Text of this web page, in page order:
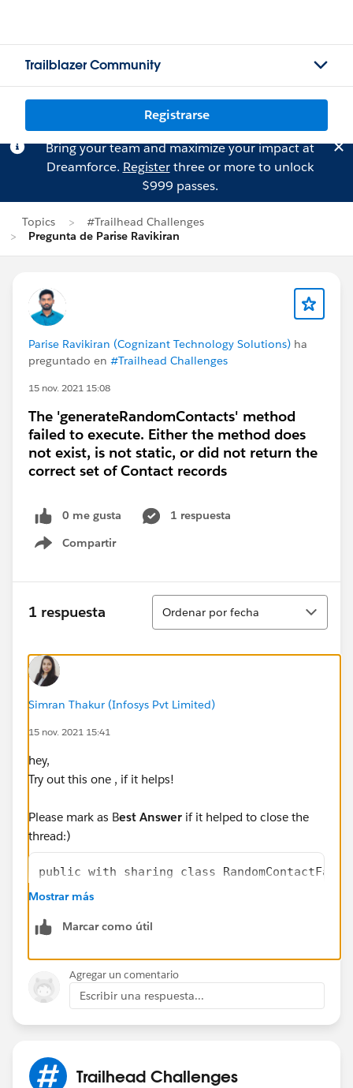
Trailblazer Community
Registrarse
Bring your team and maximize your impact at
Dreamforce. Registerthree or more to unlock
$999 passes.
Topics
#Trailhead Challenges
Pregunta de Parise Ravikiran
Parise Ravikiran (Cognizant Technology Solutions) ha
preguntado en #Trailhead Challenges
15 nov. 2021 15:08
The 'generateRandomContacts' method
failed to execute. Either the method does
not exist, is not static, or did not return the
correct set of Contact records
0 me gusta
1 respuesta
Compartir
Show menu
1 respuesta
Ordenar
Ordenar por fecha
Simran Thakur (Infosys Pvt Limited)
15 nov. 2021 15:41
hey,
Try out this one , if it helps!
Please mark as Best Answer if it helped to close the
thread:)
public with sharing class
	{
		{
			contacts.add( con );
	}
Mostrar más
Marcar como útil
Agregar un comentario
Escribir una respuesta...
Trailhead Challenges